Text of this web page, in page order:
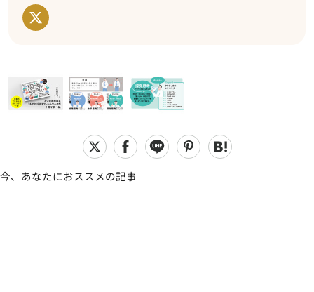
今、あなたにおススメの記事